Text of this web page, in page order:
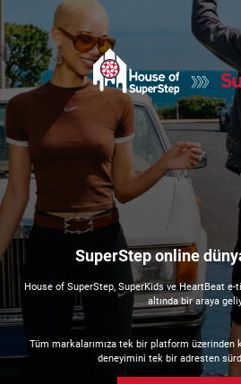
SuperStep online
House of SuperStep, SuperKids ve HeartBeat e-
altında bir araya
Tüm markalarımıza tek bir platform üzerinden
deneyimini tek bir adresten